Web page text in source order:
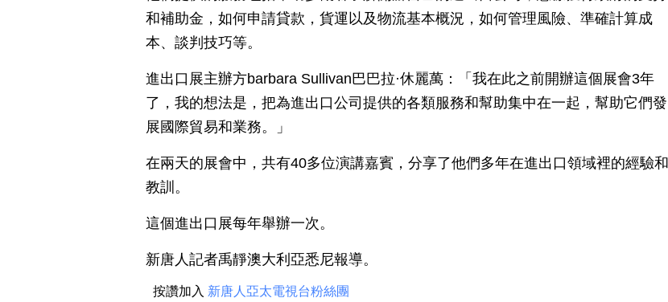
和補助金，如何申請貸款，貨運以及物流基本概況，如何管理風險、準確計算成
本、談判技巧等。
進出口展主辦方barbara Sullivan巴巴拉·休麗萬：「我在此之前開辦這個展會3年
了，我的想法是，把為進出口公司提供的各類服務和幫助集中在一起，幫助它們發
展國際貿易和業務。」
在兩天的展會中，共有40多位演講嘉賓，分享了他們多年在進出口領域裡的經驗和
教訓。
這個進出口展每年舉辦一次。
新唐人記者禹靜澳大利亞悉尼報導。
按讚加入 新唐人亞太電視台粉絲團